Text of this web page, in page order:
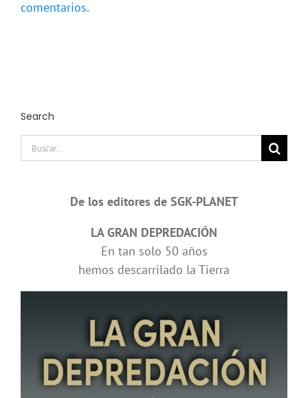
comentarios.
Search
Buscar:
De los editores de SGK-PLANET
LA GRAN DEPREDACIÓN
En tan solo 50 años
hemos descarrilado la Tierra